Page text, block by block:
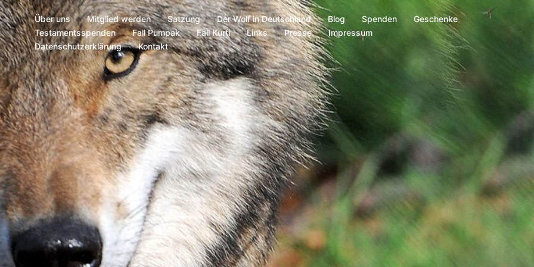
Über uns Mitglied werden Satzung Der Wolf in Deutschland Blog Spenden
Geschenke
Testamentsspenden
Fall Pumpak Fall Kurti Links Presse
Impressum
Datenschutzerklärung
Kontakt